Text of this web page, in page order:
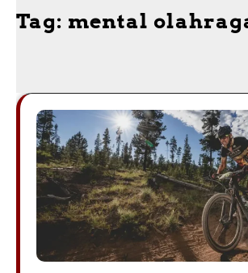
Tag: mental